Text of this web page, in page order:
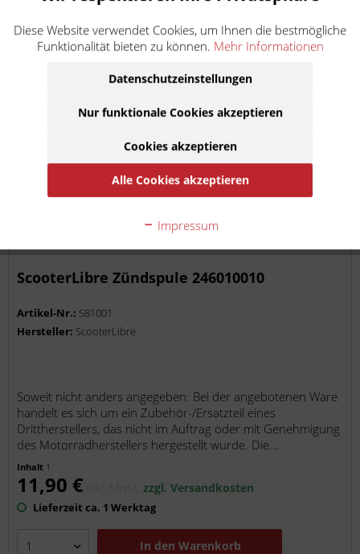
Artikel ist im Zulauf, erwartet am 18. August 2026
In den Warenkorb
Auf die Merkliste
ScooterLibre Zündspule 246010010
Artikel-Nr.: 581001
Hersteller: ScooterLibre
Soweit nicht anders angegeben: Bei der angebotenen Ware
handelt es sich um ein Zubehör-/Ersatzteil eines
Drittherstellers, das nicht im Auftrag oder mit Genehmigung
des Motorradherstellers hergestellt wurde. Die...
Inhalt 1
11,90 € inkl. MwSt.zzgl. Versandkosten
Lieferzeit ca. 1 Werktag
In den Warenkorb
Diese Website verwendet Cookies, um Ihnen die bestmögliche
Funktionalität bieten zu können. Mehr Informationen
Datenschutzeinstellungen
Nur funktionale Cookies akzeptieren
Cookies akzeptieren
Alle Cookies akzeptieren
Impressum